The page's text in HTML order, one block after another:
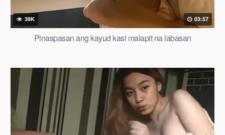
39K 03:57
Pinaspasan ang kayud kasi malapit na labasan